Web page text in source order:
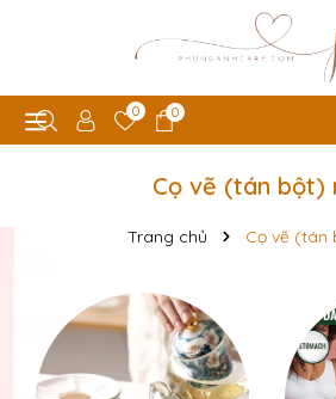
0 0
Cọ vẽ (tán bột)
Trang chủ Cọ vẽ (tán